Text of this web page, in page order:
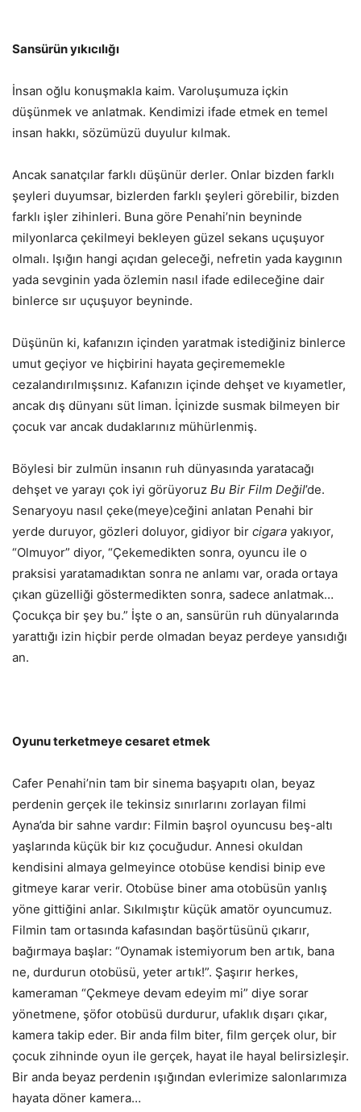
Sansürün yıkıcılığı
İnsan oğlu konuşmakla kaim. Varoluşumuza içkin
düşünmek ve anlatmak. Kendimizi ifade etmek en temel
insan hakkı, sözümüzü duyulur kılmak.
Ancak sanatçılar farklı düşünür derler. Onlar bizden farklı
şeyleri duyumsar, bizlerden farklı şeyleri görebilir, bizden
farklı işler zihinleri. Buna göre Penahi’nin beyninde
milyonlarca çekilmeyi bekleyen güzel sekans uçuşuyor
olmalı. Işığın hangi açıdan geleceği, nefretin yada kaygının
yada sevginin yada özlemin nasıl ifade edileceğine dair
binlerce sır uçuşuyor beyninde.
Düşünün ki, kafanızın içinden yaratmak istediğiniz binlerce
umut geçiyor ve hiçbirini hayata geçirememekle
cezalandırılmışsınız. Kafanızın içinde dehşet ve kıyametler,
ancak dış dünyanı süt liman. İçinizde susmak bilmeyen bir
çocuk var ancak dudaklarınız mühürlenmiş.
Böylesi bir zulmün insanın ruh dünyasında yaratacağı
dehşet ve yarayı çok iyi görüyoruz Bu Bir Film Değil’de.
Senaryoyu nasıl çeke(meye)ceğini anlatan Penahi bir
yerde duruyor, gözleri doluyor, gidiyor bir cigara yakıyor,
“Olmuyor” diyor, “Çekemedikten sonra, oyuncu ile o
praksisi yaratamadıktan sonra ne anlamı var, orada ortaya
çıkan güzelliği göstermedikten sonra, sadece anlatmak…
Çocukça bir şey bu.” İşte o an, sansürün ruh dünyalarında
yarattığı izin hiçbir perde olmadan beyaz perdeye yansıdığı
an.
Oyunu terketmeye cesaret etmek
Cafer Penahi’nin tam bir sinema başyapıtı olan, beyaz
perdenin gerçek ile tekinsiz sınırlarını zorlayan filmi
Ayna’da bir sahne vardır: Filmin başrol oyuncusu beş-altı
yaşlarında küçük bir kız çocuğudur. Annesi okuldan
kendisini almaya gelmeyince otobüse kendisi binip eve
gitmeye karar verir. Otobüse biner ama otobüsün yanlış
yöne gittiğini anlar. Sıkılmıştır küçük amatör oyuncumuz.
Filmin tam ortasında kafasından başörtüsünü çıkarır,
bağırmaya başlar: “Oynamak istemiyorum ben artık, bana
ne, durdurun otobüsü, yeter artık!”. Şaşırır herkes,
kameraman “Çekmeye devam edeyim mi” diye sorar
yönetmene, şöfor otobüsü durdurur, ufaklık dışarı çıkar,
kamera takip eder. Bir anda film biter, film gerçek olur, bir
çocuk zihninde oyun ile gerçek, hayat ile hayal belirsizleşir.
Bir anda beyaz perdenin ışığından evlerimize salonlarımıza
hayata döner kamera…